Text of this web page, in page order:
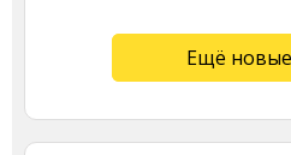
Ещё